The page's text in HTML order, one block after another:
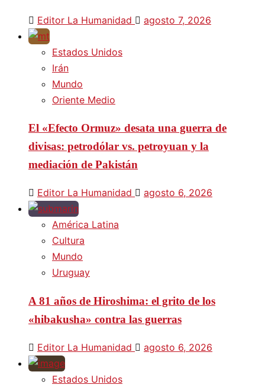
Editor La Humanidad agosto 7, 2026
Estados Unidos
Irán
Mundo
Oriente Medio
El «Efecto Ormuz» desata una guerra de
divisas: petrodólar vs. petroyuan y la
mediación de Pakistán
Editor La Humanidad agosto 6, 2026
América Latina
Cultura
Mundo
Uruguay
A 81 años de Hiroshima: el grito de los
«hibakusha» contra las guerras
Editor La Humanidad agosto 6, 2026
Estados Unidos